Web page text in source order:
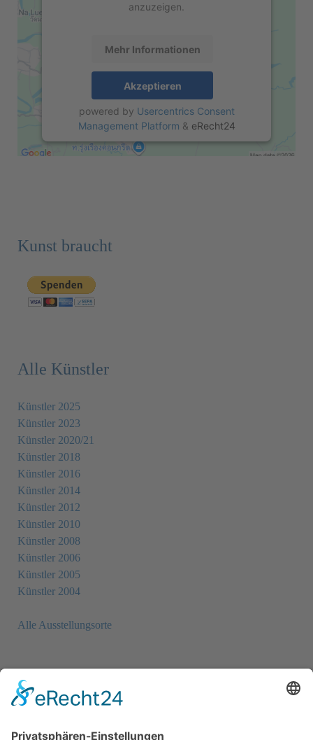
anzuzeigen.
Mehr Informationen
Akzeptieren
powered by Usercentrics Consent
Management Platform & eRecht24
Kunst braucht
Alle Künstler
Künstler 2025
Künstler 2023
Künstler 2020/21
Künstler 2018
Künstler 2016
Künstler 2014
Künstler 2012
Künstler 2010
Künstler 2008
Künstler 2006
Künstler 2005
Künstler 2004
Alle Ausstellungsorte
Newsletter